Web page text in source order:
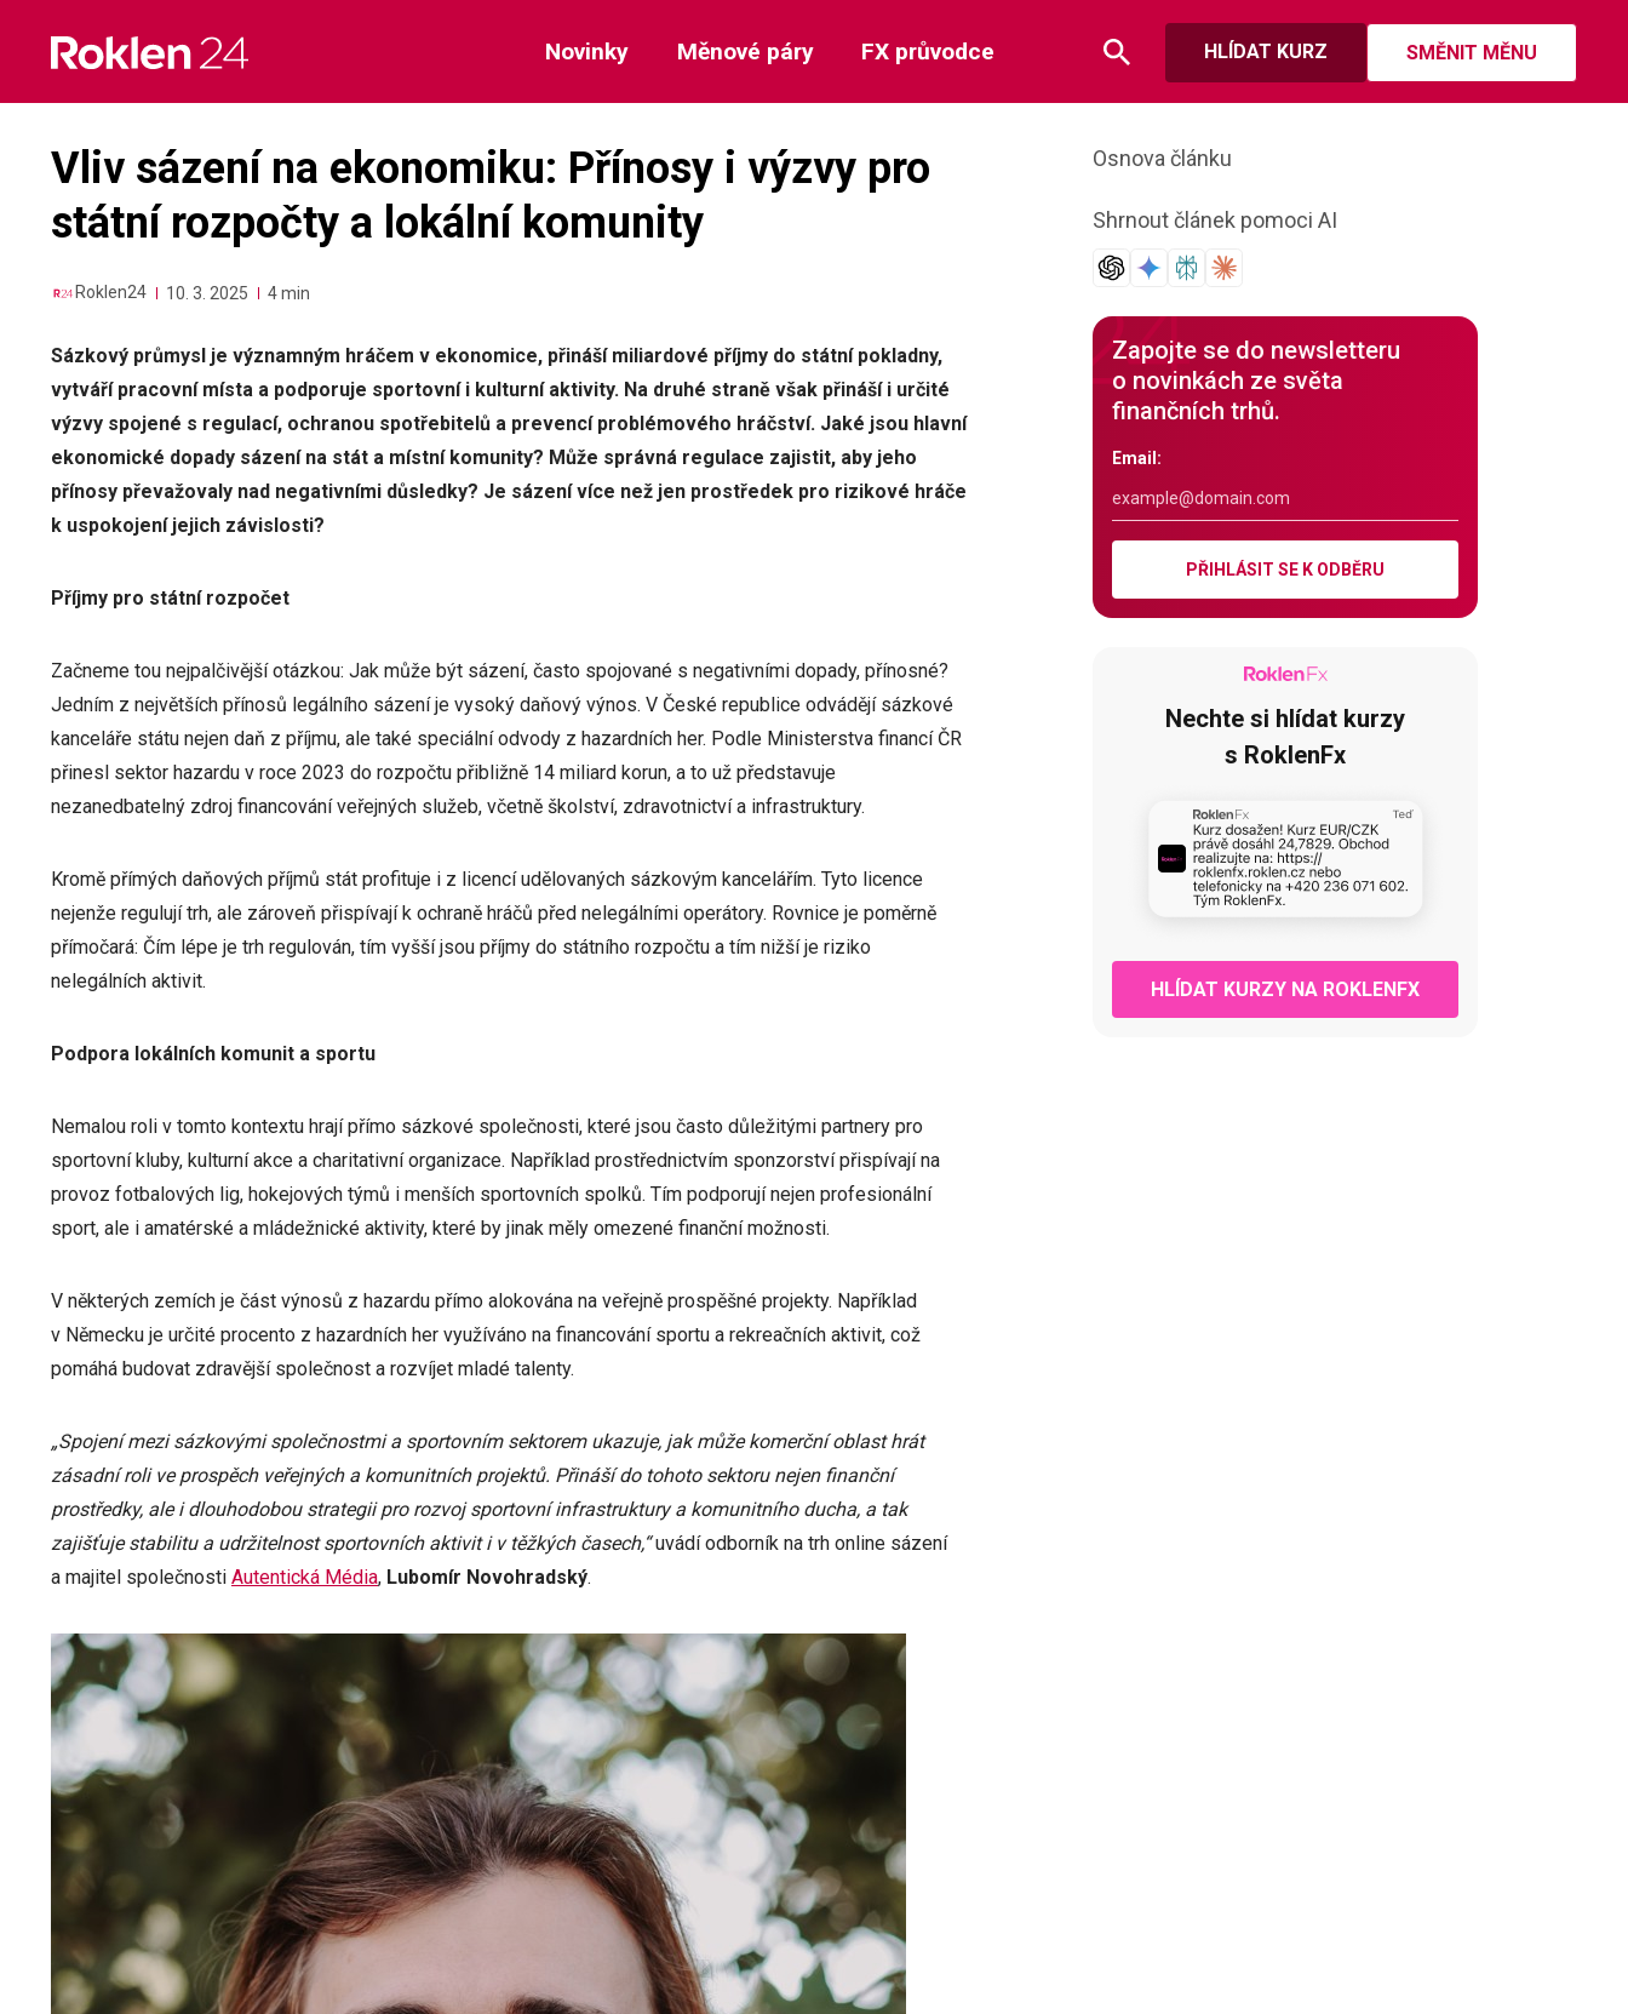
content
HLÍDAT KURZ SMĚNIT MĚNU
Novinky Měnové páry FX průvodce
Vliv sázení na ekonomiku: Přínosy i výzvy pro
státní rozpočty a lokální komunity
Roklen24 10. 3. 2025 4 min
Sázkový průmysl je významným hráčem v ekonomice, přináší miliardové příjmy do státní pokladny,
vytváří pracovní místa a podporuje sportovní i kulturní aktivity. Na druhé straně však přináší i určité
výzvy spojené s regulací, ochranou spotřebitelů a prevencí problémového hráčství. Jaké jsou hlavní
ekonomické dopady sázení na stát a místní komunity? Může správná regulace zajistit, aby jeho
přínosy převažovaly nad negativními důsledky? Je sázení více než jen prostředek pro rizikové hráče
k uspokojení jejich závislosti?
Příjmy pro státní rozpočet
Začneme tou nejpalčivější otázkou: Jak může být sázení, často spojované s negativními dopady, přínosné?
Jedním z největších přínosů legálního sázení je vysoký daňový výnos. V České republice odvádějí sázkové
kanceláře státu nejen daň z příjmu, ale také speciální odvody z hazardních her. Podle Ministerstva financí ČR
přinesl sektor hazardu v roce 2023 do rozpočtu přibližně 14 miliard korun, a to už představuje
nezanedbatelný zdroj financování veřejných služeb, včetně školství, zdravotnictví a infrastruktury.
Kromě přímých daňových příjmů stát profituje i z licencí udělovaných sázkovým kancelářím. Tyto licence
nejenže regulují trh, ale zároveň přispívají k ochraně hráčů před nelegálními operátory. Rovnice je poměrně
přímočará: Čím lépe je trh regulován, tím vyšší jsou příjmy do státního rozpočtu a tím nižší je riziko
nelegálních aktivit.
Podpora lokálních komunit a sportu
Nemalou roli v tomto kontextu hrají přímo sázkové společnosti, které jsou často důležitými partnery pro
sportovní kluby, kulturní akce a charitativní organizace. Například prostřednictvím sponzorství přispívají na
provoz fotbalových lig, hokejových týmů i menších sportovních spolků. Tím podporují nejen profesionální
sport, ale i amatérské a mládežnické aktivity, které by jinak měly omezené finanční možnosti.
V některých zemích je část výnosů z hazardu přímo alokována na veřejně prospěšné projekty. Například
v Německu je určité procento z hazardních her využíváno na financování sportu a rekreačních aktivit, což
pomáhá budovat zdravější společnost a rozvíjet mladé talenty.
„Spojení mezi sázkovými společnostmi a sportovním sektorem ukazuje, jak může komerční oblast hrát
zásadní roli ve prospěch veřejných a komunitních projektů. Přináší do tohoto sektoru nejen finanční
prostředky, ale i dlouhodobou strategii pro rozvoj sportovní infrastruktury a komunitního ducha, a tak
zajišťuje stabilitu a udržitelnost sportovních aktivit i v těžkých časech,“uvádí odborník na trh online sázení
a majitel společnosti Autentická Média, Lubomír Novohradský.
Osnova článku
Shrnout článek pomoci AI
Zapojte se do newsletteru
o novinkách ze světa
finančních trhů.
Email:
PŘIHLÁSIT SE K ODBĚRU
Nechte si hlídat kurzy
s RoklenFx
HLÍDAT KURZY NA ROKLENFX